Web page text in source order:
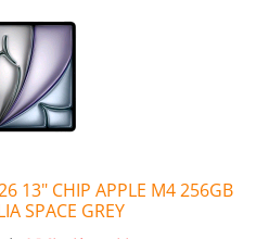
13" CHIP APPLE M4 256GB
SPACE GREY